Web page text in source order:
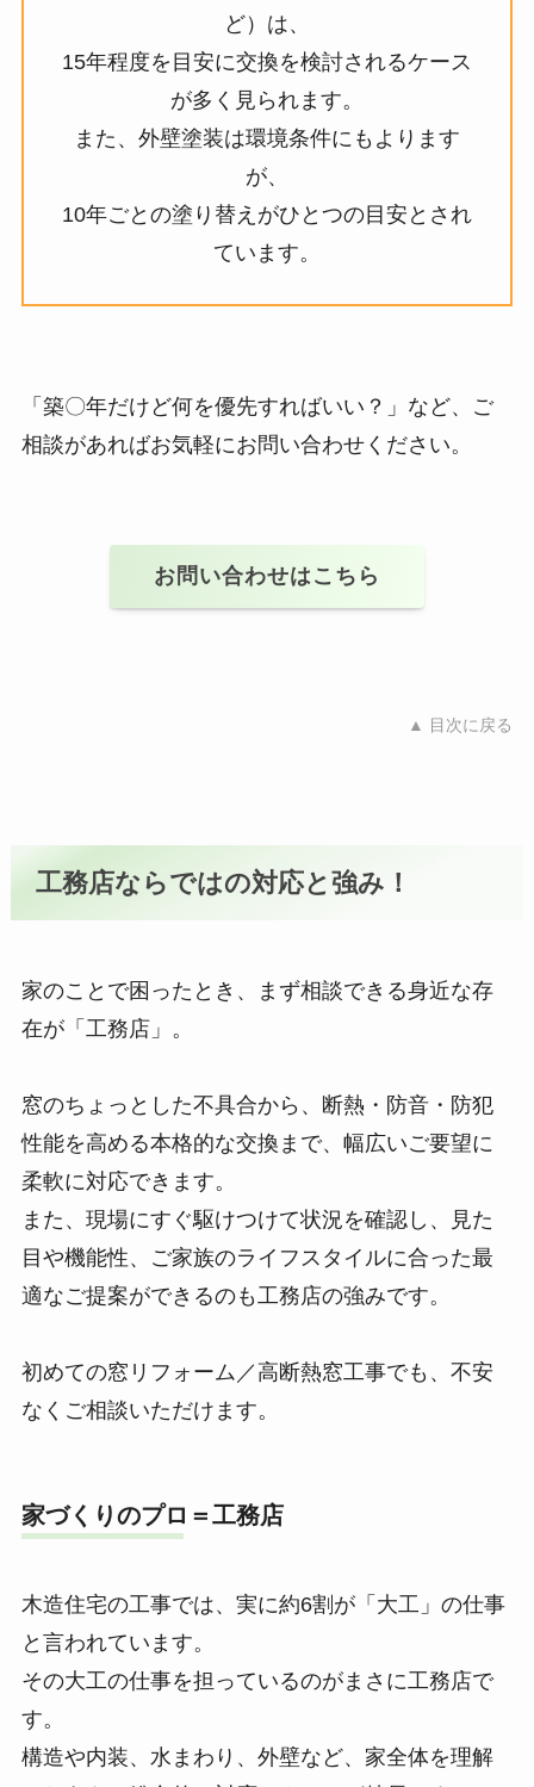
ど）は、
15年程度を目安に交換を検討されるケース
が多く見られます。
また、外壁塗装は環境条件にもよります
が、
10年ごとの塗り替えがひとつの目安とされ
ています。
「築〇年だけど何を優先すればいい？」など、ご
相談があればお気軽にお問い合わせください。
お問い合わせはこちら
▲ 目次に戻る
工務店ならではの対応と強み！
家のことで困ったとき、まず相談できる身近な存
在が「工務店」。
窓のちょっとした不具合から、断熱・防音・防犯
性能を高める本格的な交換まで、幅広いご要望に
柔軟に対応できます。
また、現場にすぐ駆けつけて状況を確認し、見た
目や機能性、ご家族のライフスタイルに合った最
適なご提案ができるのも工務店の強みです。
初めての窓リフォーム／高断熱窓工事でも、不安
なくご相談いただけます。
家づくりのプロ＝工務店
木造住宅の工事では、実に約6割が「大工」の仕事
と言われています。
その大工の仕事を担っているのがまさに工務店で
す。
構造や内装、水まわり、外壁など、家全体を理解